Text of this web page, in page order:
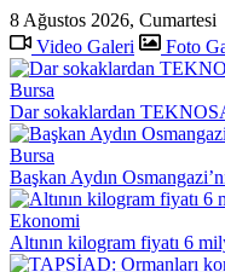
8 Ağustos 2026, Cumartesi
Video Galeri
Foto
Bursa
Dar sokaklardan
Bursa
Başkan Aydın
Ekonomi
Altının kilogram fiyatı 6